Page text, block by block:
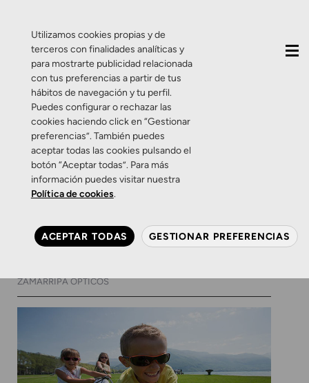
Etiqueta:Cébé
Salud Visual Zamarripa
Gafas de sol para niños:
más pequeños
ZAMARRIPA ÓPTICOS
Utilizamos cookies propias y de
terceros con finalidades analíticas y
para mostrarte publicidad relacionada
con tus preferencias a partir de tus
hábitos de navegación y tu perfil.
Puedes configurar o rechazar las
cookies haciendo click en “Gestionar
preferencias”. También puedes
aceptar todas las cookies pulsando el
botón “Aceptar todas”. Para más
información puedes visitar nuestra
Política de cookies.
ACEPTAR TODAS GESTIONAR PREFERENCIAS